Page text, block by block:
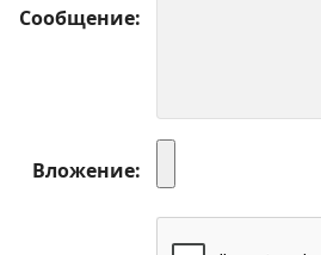
Сообщение
Вложение